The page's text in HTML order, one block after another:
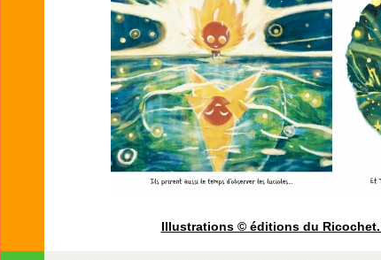
Illustrations © éditions du Ricochet.